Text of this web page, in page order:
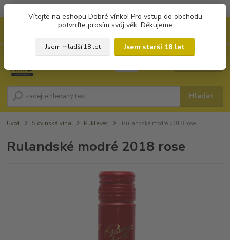
Vítejte na eshopu Dobré vínko! Pro vstup do obchodu
potvrďte prosím svůj věk. Děkujeme
Jsem mladší 18 let
Jsem starší 18 let
Hledat
Úvod Slovinská vína Puklavec Rulandské modré 2018 rose
Rulandské modré 2018 rose